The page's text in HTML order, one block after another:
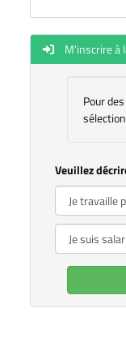
M'inscrire à
Pour
Veuillez